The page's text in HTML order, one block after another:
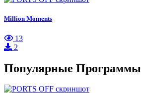
Million Moments
13
2
Популярные Программы